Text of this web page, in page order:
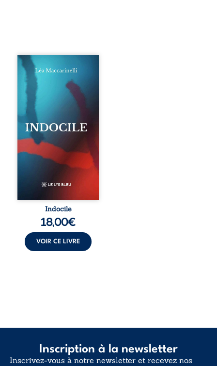
Quatre parties.
Quatre refus.
Quatre visages
d’une existence en
friction. Entre les
silences qu’on ne
déchiffre pas, les
amours qu’on
dérange, les corps
qu’on administre
et les liens qu’on
sabote, cet
ouvrage parle à
vivent trop fort,
trop vrai, trop tôt.
traversée. Une
langue nue. Une
insurrection
déclaration
d’existence pour ...
Indocile
18,00€
VOIR CE LIVRE
Inscription à la newsletter
Inscrivez-vous à notre newsletter et recevez nos